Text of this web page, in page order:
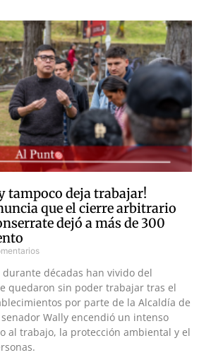
tampoco deja trabajar!
que el cierre arbitrario
dejó a más de 300
décadas han vivido del
quedaron sin poder trabajar tras el
por parte de la Alcaldía de
Wally encendió un intenso
al trabajo, la protección ambiental y el